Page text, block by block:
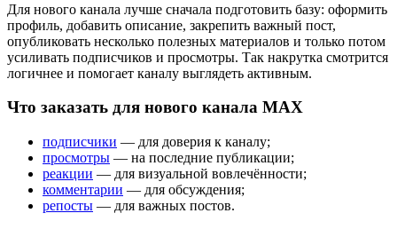
Для нового канала лучше сначала подготовить базу: оформить
профиль, добавить описание, закрепить важный пост,
опубликовать несколько полезных материалов и только потом
усиливать подписчиков и просмотры. Так накрутка смотрится
логичнее и помогает каналу выглядеть активным.
Что заказать для нового канала MAX
подписчики — для доверия к каналу;
просмотры — на последние публикации;
реакции — для визуальной вовлечённости;
комментарии — для обсуждения;
репосты — для важных постов.